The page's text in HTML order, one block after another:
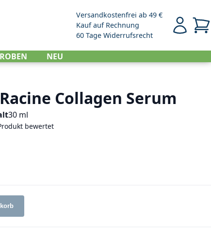
Versandkostenfrei ab 49 €
Kauf auf Rechnung
60 Tage Widerrufsrecht
Mein
NEU
Racine Collagen Serum
30 ml
bewertet